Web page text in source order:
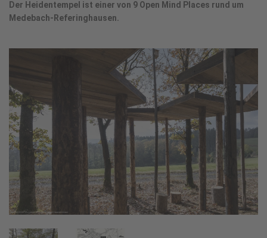
Der Heidentempel ist einer von 9 Open Mind Places rund um
Medebach-Referinghausen.